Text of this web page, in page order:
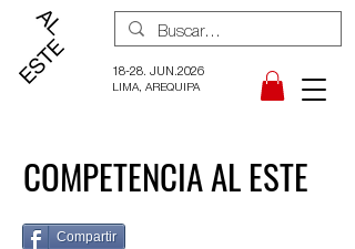
18-28. JUN.2026
LIMA, AREQUIPA
COMPETENCIA AL ESTE
Compartir